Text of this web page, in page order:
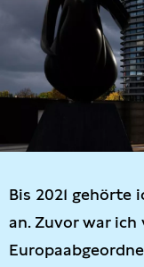
Bis 2021 gehörte
an. Zuvor war ich